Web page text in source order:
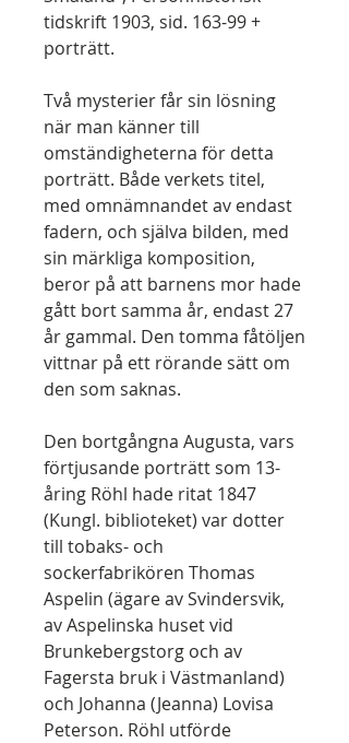
tidskrift 1903, sid. 163-99 +
porträtt.
Två mysterier får sin lösning
när man känner till
omständigheterna för detta
porträtt. Både verkets titel,
med omnämnandet av endast
fadern, och själva bilden, med
sin märkliga komposition,
beror på att barnens mor hade
gått bort samma år, endast 27
år gammal. Den tomma fåtöljen
vittnar på ett rörande sätt om
den som saknas.
Den bortgångna Augusta, vars
förtjusande porträtt som 13-
åring Röhl hade ritat 1847
(Kungl. biblioteket) var dotter
till tobaks- och
sockerfabrikören Thomas
Aspelin (ägare av Svindersvik,
av Aspelinska huset vid
Brunkebergstorg och av
Fagersta bruk i Västmanland)
och Johanna (Jeanna) Lovisa
Peterson. Röhl utförde